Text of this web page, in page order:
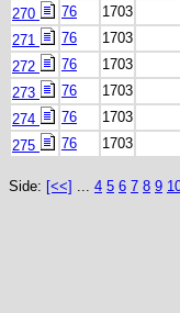
270
76 1703
271
76 1703
272
76 1703
273
76 1703
274
76 1703
275
76 1703
Side: [<<] ... 4 5 6 7 8 9